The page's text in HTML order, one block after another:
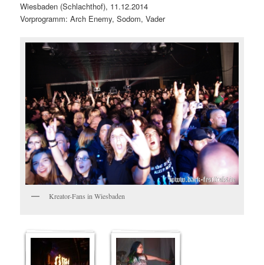
Wiesbaden (Schlachthof), 11.12.2014
Vorprogramm: Arch Enemy, Sodom, Vader
Kreator-Fans in Wiesbaden